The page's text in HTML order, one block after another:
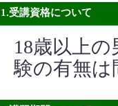
1.受講資格について
18歳以上
験の有無は